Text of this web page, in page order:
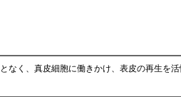
なく、真皮細胞に働きかけ、表皮の再生を